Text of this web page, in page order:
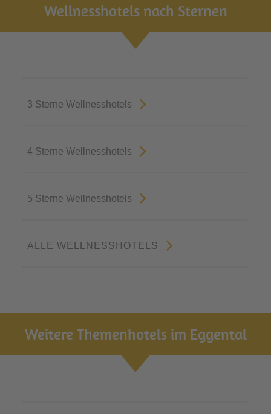
Wellnesshotels nach Sternen
3 Sterne Wellnesshotels
4 Sterne Wellnesshotels
5 Sterne Wellnesshotels
ALLE WELLNESSHOTELS
Weitere Themenhotels im Eggental